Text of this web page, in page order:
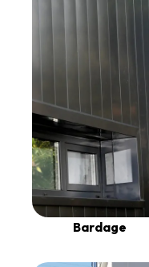
Bardage